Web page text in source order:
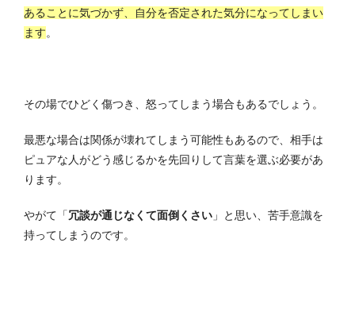
あることに気づかず、自分を否定された気分になってしまい
ます。
その場でひどく傷つき、怒ってしまう場合もあるでしょう。
最悪な場合は関係が壊れてしまう可能性もあるので、相手は
ピュアな人がどう感じるかを先回りして言葉を選ぶ必要があ
ります。
やがて「冗談が通じなくて面倒くさい 」と思い、苦手意識を
持ってしまうのです。